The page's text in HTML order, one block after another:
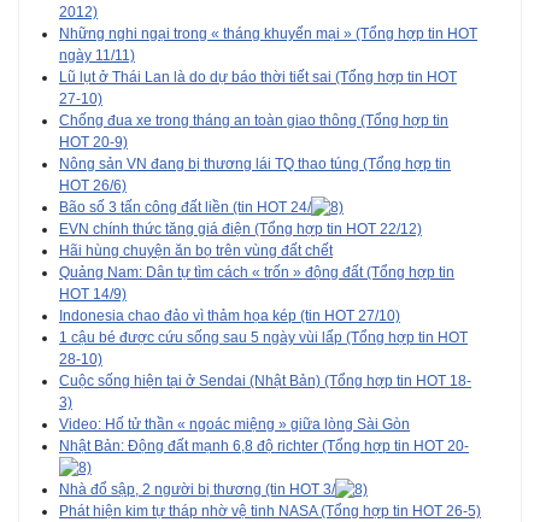
2012)
Những nghi ngại trong « tháng khuyến mại » (Tổng hợp tin HOT
ngày 11/11)
Lũ lụt ở Thái Lan là do dự báo thời tiết sai (Tổng hợp tin HOT
27-10)
Chống đua xe trong tháng an toàn giao thông (Tổng hợp tin
HOT 20-9)
Nông sản VN đang bị thương lái TQ thao túng (Tổng hợp tin
HOT 26/6)
Bão số 3 tấn công đất liền (tin HOT 24/
EVN chính thức tăng giá điện (Tổng hợp tin HOT 22/12)
Hãi hùng chuyện ăn bọ trên vùng đất chết
Quảng Nam: Dân tự tìm cách « trốn » động đất (Tổng hợp tin
HOT 14/9)
Indonesia chao đảo vì thảm họa kép (tin HOT 27/10)
1 cậu bé được cứu sống sau 5 ngày vùi lấp (Tổng hợp tin HOT
28-10)
Cuộc sống hiện tại ở Sendai (Nhật Bản) (Tổng hợp tin HOT 18-
3)
Video: Hố tử thần « ngoác miệng » giữa lòng Sài Gòn
Nhật Bản: Động đất mạnh 6,8 độ richter (Tổng hợp tin HOT 20-
Nhà đổ sập, 2 người bị thương (tin HOT 3/
Phát hiện kim tự tháp nhờ vệ tinh NASA (Tổng hợp tin HOT 26-5)